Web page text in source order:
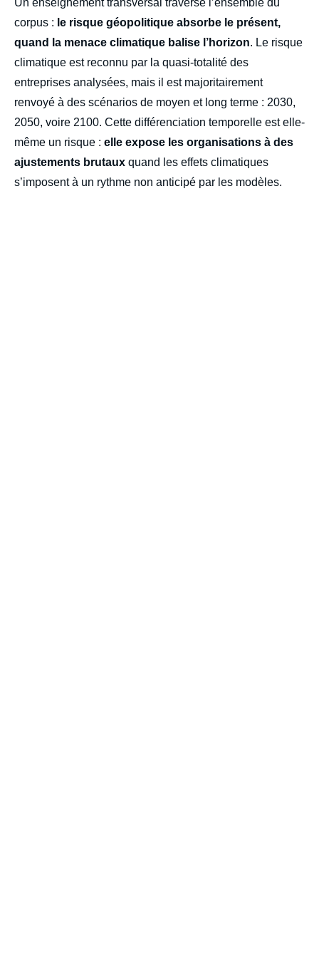
corpus : le risque géopolitique absorbe le présent,
quand la menace climatique balise l’horizon. Le risque
climatique est reconnu par la quasi-totalité des
entreprises analysées, mais il est majoritairement
renvoyé à des scénarios de moyen et long terme : 2030,
2050, voire 2100. Cette différenciation temporelle est elle-
même un risque : elle expose les organisations à des
ajustements brutaux quand les effets climatiques
s’imposent à un rythme non anticipé par les modèles.